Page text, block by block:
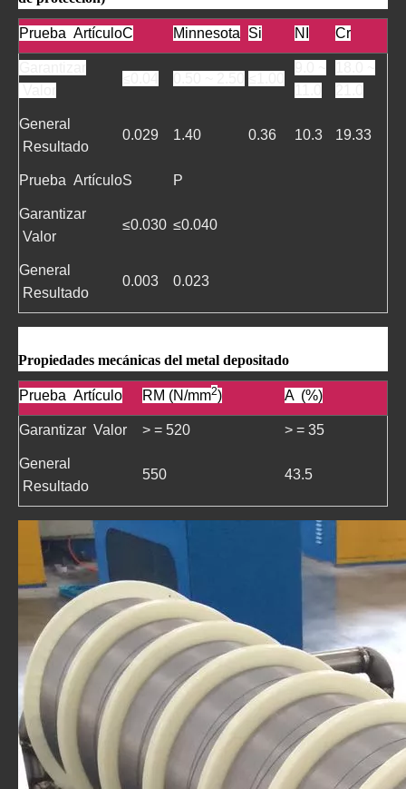
Prueba ArtículoC Minnesota Si NI Cr
General
Resultado
0.029 1.40 0.36 10.3 19.33
Prueba ArtículoS P
Garantizar
Valor
≤0.030 ≤0.040
General
Resultado
0.003 0.023
Propiedades mecánicas del metal depositado
Prueba Artículo RM (N/mm2) A (%)
Garantizar Valor > = 520 > = 35
General
Resultado
550 43.5